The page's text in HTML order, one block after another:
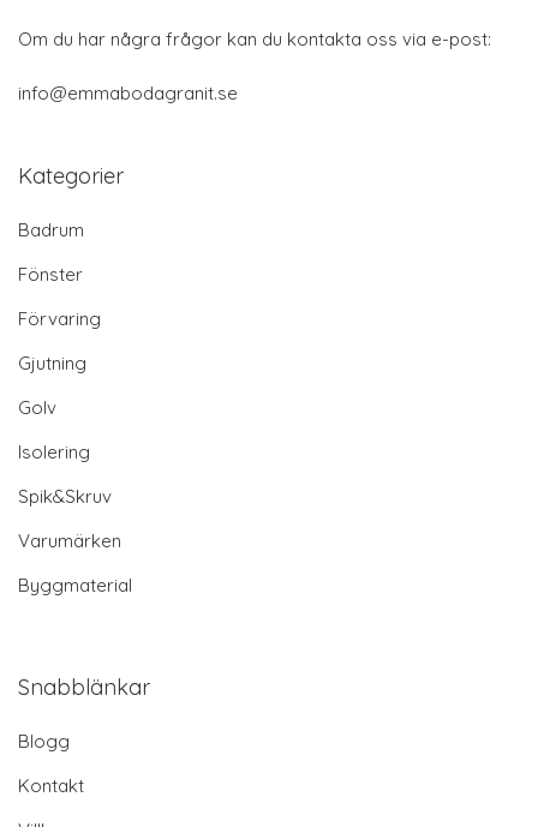
Om du har några frågor kan du kontakta oss via e-post:
info@emmabodagranit.se
Kategorier
Badrum
Fönster
Förvaring
Gjutning
Golv
Isolering
Spik&Skruv
Varumärken
Byggmaterial
Snabblänkar
Blogg
Kontakt